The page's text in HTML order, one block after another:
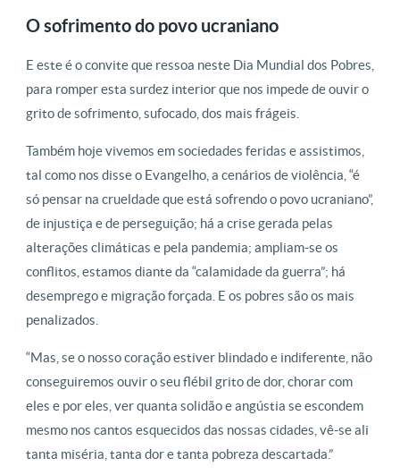
O sofrimento do povo ucraniano
E este é o convite que ressoa neste Dia Mundial dos Pobres,
para romper esta surdez interior que nos impede de ouvir o
grito de sofrimento, sufocado, dos mais frágeis.
Também hoje vivemos em sociedades feridas e assistimos,
tal como nos disse o Evangelho, a cenários de violência, “é
só pensar na crueldade que está sofrendo o povo ucraniano”,
de injustiça e de perseguição; há a crise gerada pelas
alterações climáticas e pela pandemia; ampliam-se os
conflitos, estamos diante da “calamidade da guerra”; há
desemprego e migração forçada. E os pobres são os mais
penalizados.
“Mas, se o nosso coração estiver blindado e indiferente, não
conseguiremos ouvir o seu flébil grito de dor, chorar com
eles e por eles, ver quanta solidão e angústia se escondem
mesmo nos cantos esquecidos das nossas cidades, vê-se ali
tanta miséria, tanta dor e tanta pobreza descartada.”